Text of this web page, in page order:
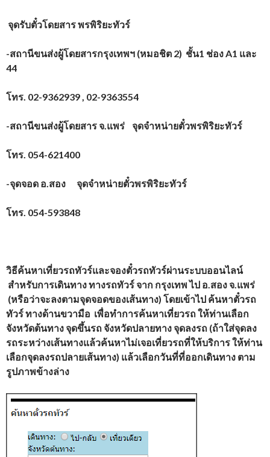
จุดรับตั๋วโดยสาร พรพิริยะทัวร์
-สถานีขนส่งผู้โดยสารกรุงเทพฯ (หมอชิต 2) ชั้น1 ช่อง A1 และ
44
โทร. 02-9362939 , 02-9363554
-สถานีขนส่งผู้โดยสาร จ.แพร่ จุดจำหน่ายตั๋วพรพิริยะทัวร์
โทร. 054-621400
-จุดจอด อ.สอง จุดจำหน่ายตั๋วพรพิริยะทัวร์
โทร. 054-593848
วิธีค้นหาเที่ยวรถทัวร์และจองตั๋วรถทัวร์ผ่านระบบออนไลน์
สำหรับการเดินทาง ทางรถทัวร์ จาก กรุงเทพไป อ.สอง จ.แพร่
(หรือว่าจะลงตามจุดจอดของเส้นทาง) โดยเข้าไป ค้นหาตั๋วรถ
ทัวร์ ทางด้านขวามือ เพื่อทำการค้นหาเที่ยวรถ ให้ท่านเลือก
จังหวัดต้นทาง จุดขึ้นรถ จังหวัดปลายทาง จุดลงรถ (ถ้าใส่จุดลง
รถระหว่างเส้นทางแล้วค้นหาไม่เจอเที่ยวรถที่ให้บริการ ให้ท่าน
เลือกจุดลงรถปลายเส้นทาง) แล้วเลือกวันที่ที่ออกเดินทาง ตาม
รูปภาพข้างล่าง